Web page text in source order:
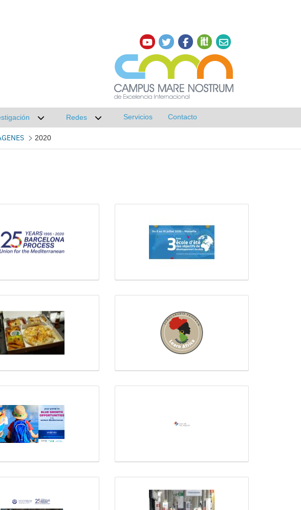
de Docencia
Desplegar submenú de Investigación
Redes
Desplegar submenú de Redes
Servicios Contacto
2020